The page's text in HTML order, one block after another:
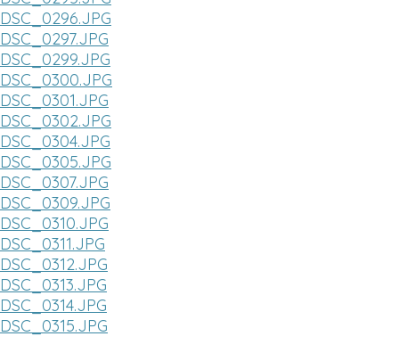
DSC_0296.JPG
DSC_0297.JPG
DSC_0299.JPG
DSC_0300.JPG
DSC_0301.JPG
DSC_0302.JPG
DSC_0304.JPG
DSC_0305.JPG
DSC_0307.JPG
DSC_0309.JPG
DSC_0310.JPG
DSC_0311.JPG
DSC_0312.JPG
DSC_0313.JPG
DSC_0314.JPG
DSC_0315.JPG